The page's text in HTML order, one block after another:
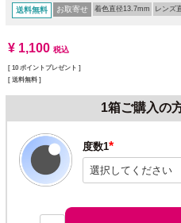
送料無料 お取寄せ 着色直径13.7mm レンズ
¥ 1,100 税込
[ 10 ポイントプレゼント ]
送料無料
1箱ご購入の
度数1
(必
須)